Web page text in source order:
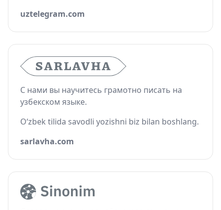
uztelegram.com
С нами вы научитесь грамотно писать на
узбекском языке.
O‘zbek tilida savodli yozishni biz bilan boshlang.
sarlavha.com